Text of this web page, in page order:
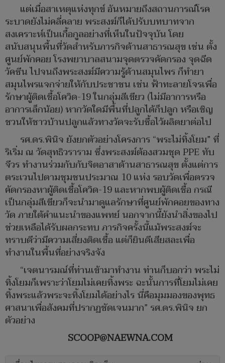
แต่เมื่อสาเหตุแห่งทุกข์ อันหมายถึงสถานการณ์โรค
ระบาดยังไม่คลี่คลาย พระสงฆ์ก็ได้ปรับบทบาทจาก
สงเคราะห์เป็นเกื้อกูลอย่างที่เห็นในปัจจุบัน โดย
สนับสนุนพื้นที่วัดสำหรับภารกิจด้านสาธารณสุข เช่น ตั้ง
ศูนย์พักคอย โรงพยาบาลสนามจุดตรวจคัดกรอง จุดฉีด
วัคซีน ไปจนถึงพระสงฆ์มีความรู้ด้านสมุนไพร ก็ทำยา
สมุนไพรแจกจ่ายให้กับประชาชน เช่น ฟ้าทะลายโจรเพื่อ
รักษาผู้ติดเชื้อโควิด-19 ในกลุ่มสีเขียว (ไม่มีอาการหรือ
อาการเล็กน้อย) หากวัดใดมีพื้นที่ปลูกได้ก็ปลูก หรือเชิญ
ชวนให้ชาวบ้านปลูกแล้วทางวัดจะรับซื้อไว้ผลิตยาต่อไป
รศ.ดร.พินิจ ยังยกตัวอย่างโครงการ “พระไม่ทิ้งโยม” ที่
ริเริ่ม ณ วัดสุทธิวราราม ซึ่งพระสงฆ์ต้องสวมชุด PPE ทับ
จีวร ทำงานร่วมกับกับจิตอาสาด้านสาธารณสุข ตั้งแต่การ
ตระเวนไปตามชุมชนประมาณ 10 แห่ง รอบวัดเพื่อตรวจ
คัดกรองหาผู้ติดเชื้อโควิด-19 และหากพบผู้ติดเชื้อ กรณี
เป็นกลุ่มสีเขียวก็จะนำมาดูแลรักษาที่ศูนย์พักคอยของทาง
วัด ภายใต้คำแนะนำของแพทย์ นอกจากนี้ยังนำสิ่งของไป
ช่วยเหลือได้รับผลกระทบ ภารกิจครั้งนี้แม้พระสงฆ์จะ
ทราบดีว่ามีความเสี่ยงติดเชื้อ แต่ก็ยินดีเสียสละเพื่อ
ทำงานในพื้นที่อย่างจริงจัง
“เจตนารมณ์ที่ท่านเข้ามาทำงาน ท่านก็บอกว่า พระไม่
ทิ้งโยมก็เพราะว่าโยมไม่เคยทิ้งพระ ฉะนั้นการที่โยมไม่เคย
ทิ้งพระแล้วพระจะทิ้งโยมได้อย่างไร นี่คือมุมมองของพุทธ
ศาสนาเพื่อสังคมที่ปรากฏชัดเจนมาก” รศ.ดร.พินิจ ยก
ตัวอย่าง
SCOOP@NAEWNA.COM